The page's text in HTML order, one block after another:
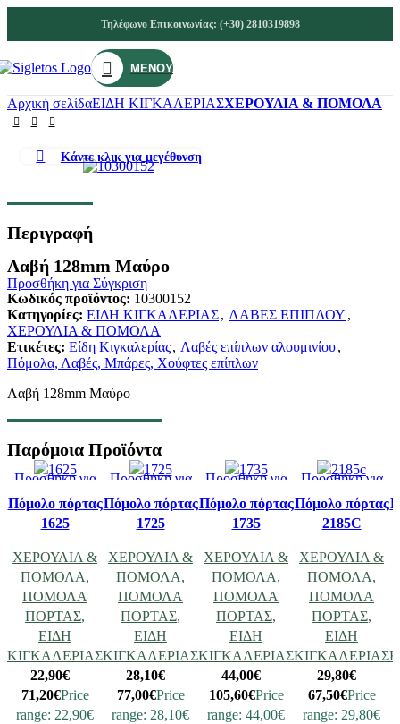
Τηλέφωνο Επικοινωνίας: (+30) 2810319898
ΜΕΝΟΎ
Αρχική σελίδαΕΙΔΗ ΚΙΓΚΑΛΕΡΙΑΣΧΕΡΟΥΛΙΑ & ΠΟΜΟΛΑ
Κάντε κλικ για μεγέθυνση
Περιγραφή
Λαβή 128mm Μαύρο
Προσθήκη για Σύγκριση
Κωδικός προϊόντος: 10300152
Κατηγορίες: ΕΙΔΗ ΚΙΓΚΑΛΕΡΙΑΣ, ΛΑΒΕΣ ΕΠΙΠΛΟΥ ,
ΧΕΡΟΥΛΙΑ & ΠΟΜΟΛΑ
Ετικέτες: Είδη Κιγκαλερίας, Λαβές επίπλων αλουμινίου,
Πόμολα, Λαβές, Μπάρες, Χούφτες επίπλων
Λαβή 128mm Μαύρο
Παρόμοια Προϊόντα
Προσθήκη για
Σύγκριση
Γρήγορη
Πόμολο πόρτας
1625
ΧΕΡΟΥΛΙΑ &
ΠΟΜΟΛΑ,
ΠΟΜΟΛΑ
ΠΟΡΤΑΣ,
ΕΙΔΗ
ΚΙΓΚΑΛΕΡΙΑΣ
22,90€ –
71,20€Price
range: 22,90€
Προσθήκη για
Σύγκριση
Γρήγορη
Πόμολο πόρτας
1725
ΧΕΡΟΥΛΙΑ &
ΠΟΜΟΛΑ,
ΠΟΜΟΛΑ
ΠΟΡΤΑΣ,
ΕΙΔΗ
ΚΙΓΚΑΛΕΡΙΑΣ
28,10€ –
77,00€Price
range: 28,10€
Προσθήκη για
Σύγκριση
Γρήγορη
Πόμολο πόρτας
1735
ΧΕΡΟΥΛΙΑ &
ΠΟΜΟΛΑ,
ΠΟΜΟΛΑ
ΠΟΡΤΑΣ,
ΕΙΔΗ
ΚΙΓΚΑΛΕΡΙΑΣ
44,00€ –
105,60€Price
range: 44,00€
Προσθήκη για
Σύγκριση
Γρήγορη
Πόμολο πόρτας
2185C
ΧΕΡΟΥΛΙΑ &
ΠΟΜΟΛΑ,
ΠΟΜΟΛΑ
ΠΟΡΤΑΣ,
ΕΙΔΗ
ΚΙΓΚΑΛΕΡΙΑΣ
29,80€ –
67,50€Price
range: 29,80€